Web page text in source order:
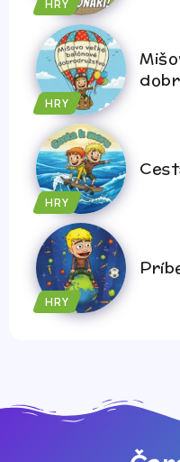
HRY
HRY
HRY
HRY